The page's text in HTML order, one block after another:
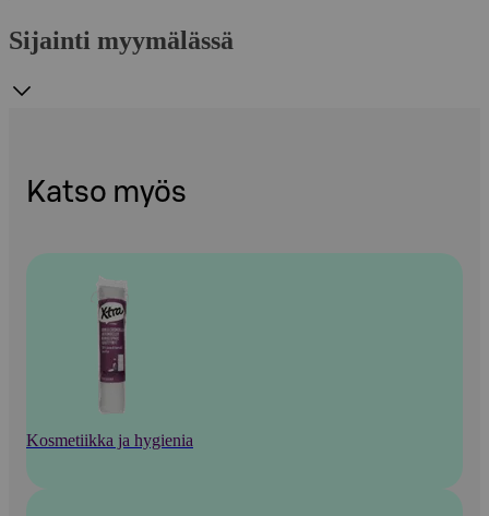
Sijainti myymälässä
Katso myös
Kosmetiikka ja hygienia